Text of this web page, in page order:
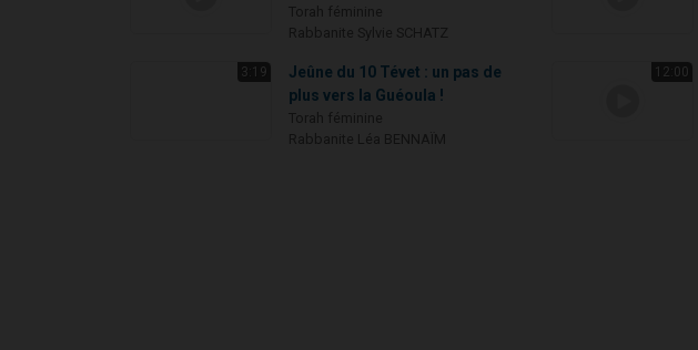
3:19
Jeûne du 10 Tévet : un pas de
plus vers la Guéoula !
12:00